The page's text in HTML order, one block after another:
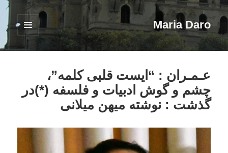
Maria Daro
فهرست
ابزارک‌ها
عـمـران : “ایست قلبی کلمه”،
چشم و گوش ادبیات و فلسفه (*) در
گذشت : نوشته میهن میلانی